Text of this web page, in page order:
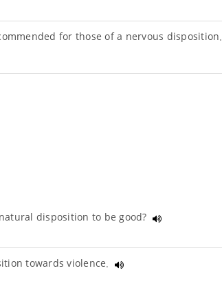
for those of a nervous disposition.
disposition to be good?
towards violence.